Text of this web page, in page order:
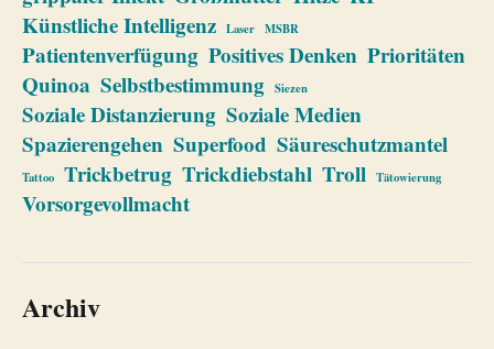
Künstliche Intelligenz Laser MSBR
Patientenverfügung Positives Denken Prioritäten
Quinoa Selbstbestimmung Siezen
Soziale Distanzierung Soziale Medien
Spazierengehen Superfood Säureschutzmantel
Tattoo Trickbetrug Trickdiebstahl Troll Tätowierung
Vorsorgevollmacht
Archiv